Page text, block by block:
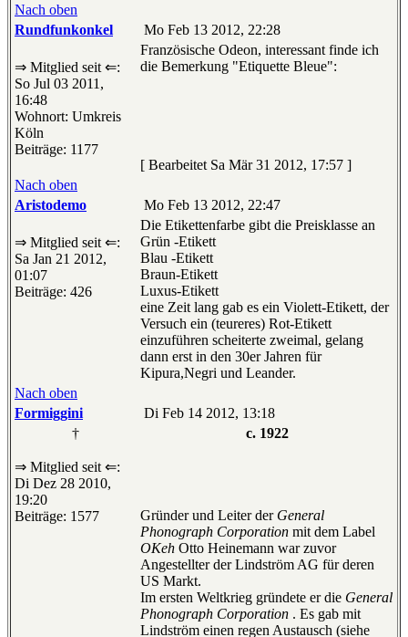
Nach oben
Rundfunkonkel
Mo Feb 13 2012, 22:28
⇒ Mitglied seit ⇐:
So Jul 03 2011,
16:48
Wohnort: Umkreis
Köln
Beiträge: 1177
Französische Odeon, interessant finde ich
die Bemerkung "Etiquette Bleue":
[ Bearbeitet Sa Mär 31 2012, 17:57 ]
Nach oben
Aristodemo
Mo Feb 13 2012, 22:47
⇒ Mitglied seit ⇐:
Sa Jan 21 2012,
01:07
Beiträge: 426
Die Etikettenfarbe gibt die Preisklasse an
Grün -Etikett
Blau -Etikett
Braun-Etikett
Luxus-Etikett
eine Zeit lang gab es ein Violett-Etikett, der
Versuch ein (teureres) Rot-Etikett
einzuführen scheiterte zweimal, gelang
dann erst in den 30er Jahren für
Kipura,Negri und Leander.
Nach oben
Formiggini
Di Feb 14 2012, 13:18
†
⇒ Mitglied seit ⇐:
Di Dez 28 2010,
19:20
Beiträge: 1577
c. 1922
Gründer und Leiter der General
Phonograph Corporation mit dem Label
OKeh Otto Heinemann war zuvor
Angestellter der Lindström AG für deren
US Markt.
Im ersten Weltkrieg gründete er die General
Phonograph Corporation . Es gab mit
Lindström einen regen Austausch (siehe